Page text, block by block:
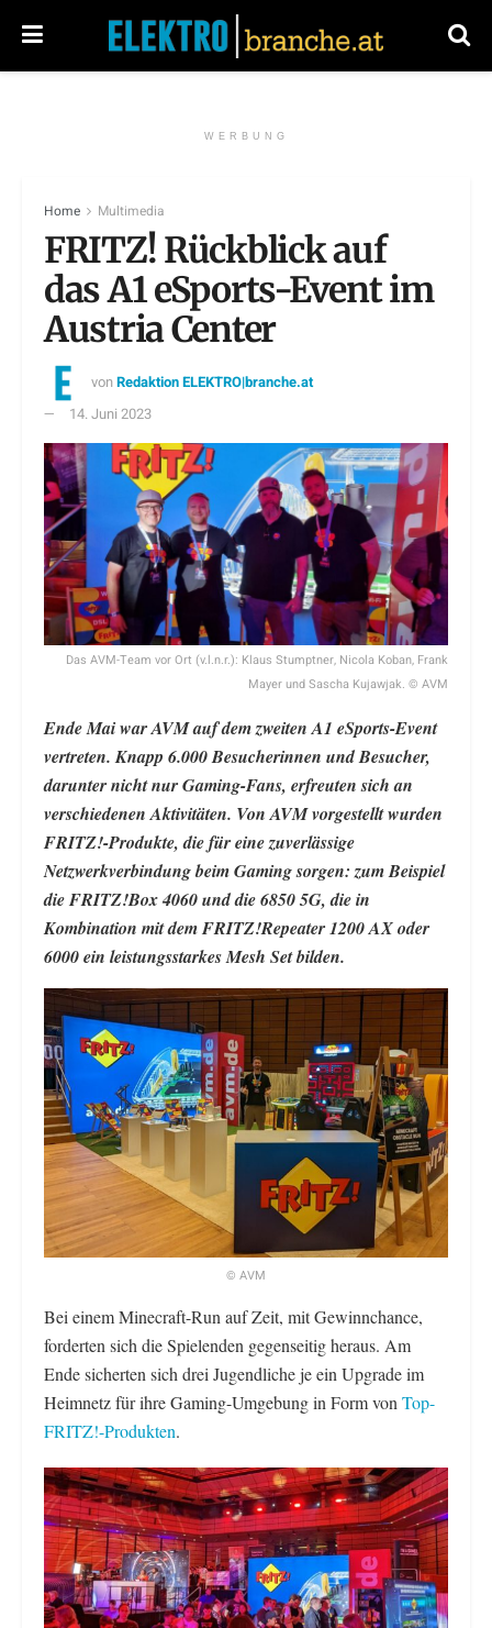
WERBUNG
Home Multimedia
FRITZ! Rückblick auf
das A1 eSports-Event im
Austria Center
vonRedaktion ELEKTRO|branche.at
14. Juni 2023
Das AVM-Team vor Ort (v.l.n.r.): Klaus Stumptner, Nicola Koban, Frank
Mayer und Sascha Kujawjak. © AVM
Ende Mai war AVM auf dem zweiten A1 eSports-Event
vertreten. Knapp 6.000 Besucherinnen und Besucher,
darunter nicht nur Gaming-Fans, erfreuten sich an
verschiedenen Aktivitäten. Von AVM vorgestellt wurden
FRITZ!-Produkte, die für eine zuverlässige
Netzwerkverbindung beim Gaming sorgen: zum Beispiel
die FRITZ!Box 4060 und die 6850 5G, die in
Kombination mit dem FRITZ!Repeater 1200 AX oder
6000 ein leistungsstarkes Mesh Set bilden.
© AVM
Bei einem Minecraft-Run auf Zeit, mit Gewinnchance,
forderten sich die Spielenden gegenseitig heraus. Am
Ende sicherten sich drei Jugendliche je ein Upgrade im
Heimnetz für ihre Gaming-Umgebung in Form von Top-
FRITZ!-Produkten.